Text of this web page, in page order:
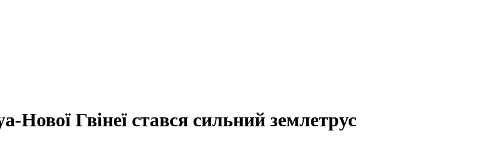
Нової Гвінеї стався сильний землетрус